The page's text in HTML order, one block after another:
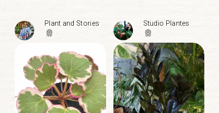
Plant and Stories Studio Plantes